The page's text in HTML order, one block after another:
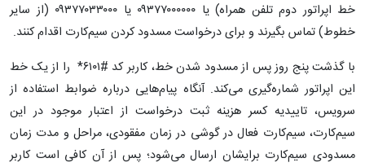
خط اپراتور دوم تلفن همراه) یا ۰۹۳۷۷۰۰۰۰۰۰ یا ۰۹۳۷۷۰۳۳۰۰۰ (از سایر
خطوط) تماس بگیرند و برای درخواست مسدود کردن سیم‌کارت اقدام کنند.
با گذشت پنج روز پس از مسدود شدن خط، کاربر کد #۶۱۰۱* را از یک خط
این اپراتور شماره‌گیری می‌کند. آنگاه پیام‌هایی درباره ضوابط استفاده از
سرویس، تاییدیه کسر هزینه ثبت درخواست از اعتبار موجود در این
سیم‌کارت، سیم‌کارت فعال در گوشی در زمان مفقودی، مراحل و مدت زمان
مسدودی سیم‌کارت برایشان ارسال می‌شود؛ پس از آن کافی است کاربر